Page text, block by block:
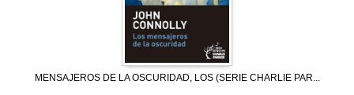
MENSAJEROS DE LA OSCURIDAD, LOS (SERIE CHARLIE PAR...